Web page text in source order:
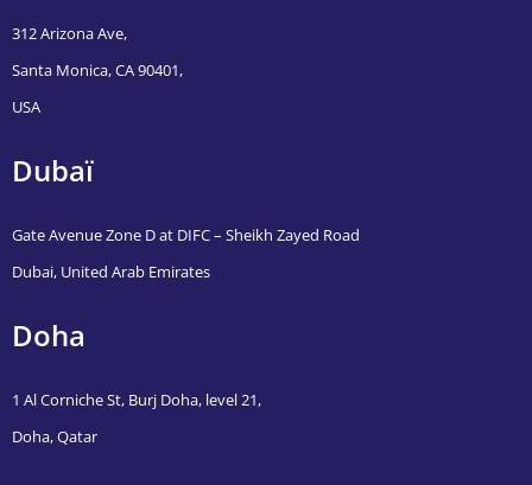
312 Arizona Ave,
Santa Monica, CA 90401,
USA
Dubaï
Gate Avenue Zone D at DIFC – Sheikh Zayed Road
Dubai, United Arab Emirates
Doha
1 Al Corniche St, Burj Doha, level 21,
Doha, Qatar